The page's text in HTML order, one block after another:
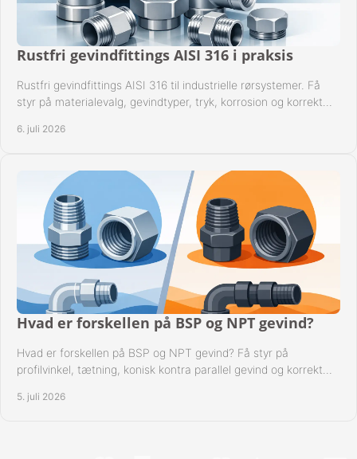
Rustfri gevindfittings AISI 316 i praksis
Rustfri gevindfittings AISI 316 til industrielle rørsystemer. Få
styr på materialevalg, gevindtyper, tryk, korrosion og korrekt
6. juli 2026
Hvad er forskellen på BSP og NPT gevind?
Hvad er forskellen på BSP og NPT gevind? Få styr på
profilvinkel, tætning, konisk kontra parallel gevind og korrekt
5. juli 2026